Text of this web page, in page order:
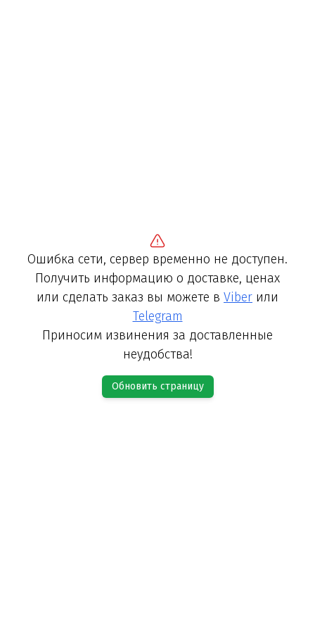
Ошибка сети, сервер временно не доступен.
Получить информацию о доставке, ценах
или сделать заказ вы можете в Viber или
Telegram
Приносим извинения за доставленные
неудобства!
Обновить страницу